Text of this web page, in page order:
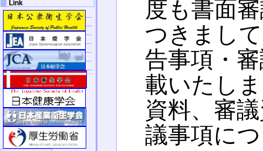
度も書面
つきまし
告事項・
載いたし
資料、審
議事項に
Link